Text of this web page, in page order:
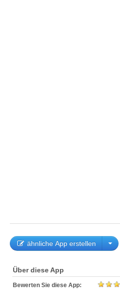
ähnliche App erstellen
Über diese App
Bewerten Sie diese App: